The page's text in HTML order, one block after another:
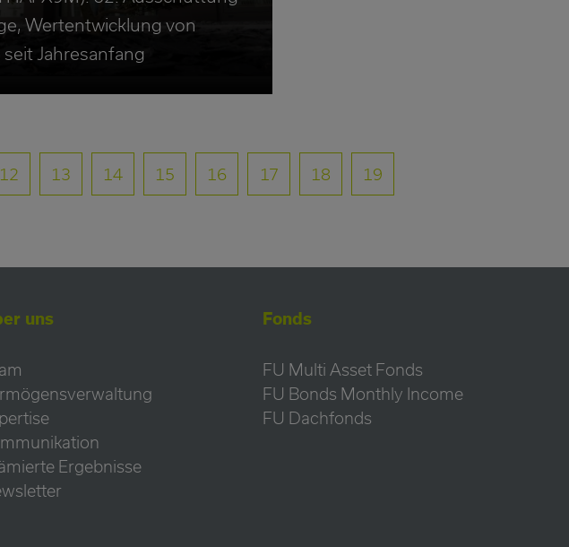
Wertentwicklung von
Jahresanfang
12 13 14 15 16 17 18 19
uns
Ergebnisse
Fonds
FU Multi Asset Fonds
FU Bonds Monthly Income
FU Dachfonds